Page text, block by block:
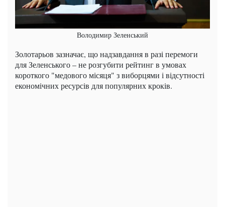
Володимир Зеленський
Золотарьов зазначає, що надзавдання в разі перемоги
для Зеленського – не розгубити рейтинг в умовах
короткого "медового місяця" з виборцями і відсутності
економічних ресурсів для популярних кроків.